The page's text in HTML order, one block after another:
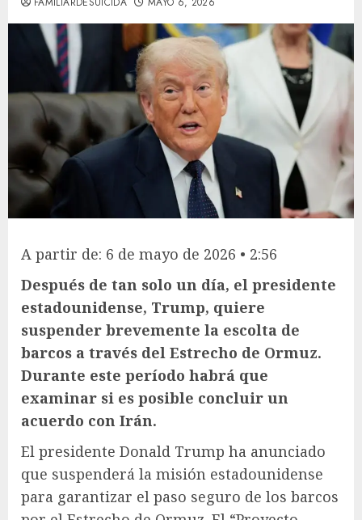
A partir de: 6 de mayo de 2026 • 2:56
Después de tan solo un día, el presidente
estadounidense, Trump, quiere
suspender brevemente la escolta de
barcos a través del Estrecho de Ormuz.
Durante este período habrá que
examinar si es posible concluir un
acuerdo con Irán.
El presidente Donald Trump ha anunciado
que suspenderá la misión estadounidense
para garantizar el paso seguro de los barcos